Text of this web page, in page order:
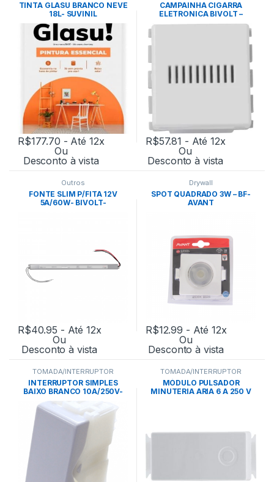
TINTA GLASU BRANCO NEVE
18L- SUVINIL
R$177.70 - Até 12x
Ou
Desconto à vista
CAMPAINHA CIGARRA
ELETRONICA BIVOLT –
TRAMONTINA
R$57.81 - Até 12x
Ou
Desconto à vista
Outros
FONTE SLIM P/FITA 12V
5A/60W- BIVOLT-
R$40.95 - Até 12x
Ou
Desconto à vista
Drywall
SPOT QUADRADO 3W – BF-
AVANT
R$12.99 - Até 12x
Ou
Desconto à vista
TOMADA/INTERRUPTOR
INTERRUPTOR SIMPLES
BAIXO BRANCO 10A/250V-
TRAMONTINA
TOMADA/INTERRUPTOR
MÓDULO PULSADOR
MINUTERIA ARIA 6 A 250 V